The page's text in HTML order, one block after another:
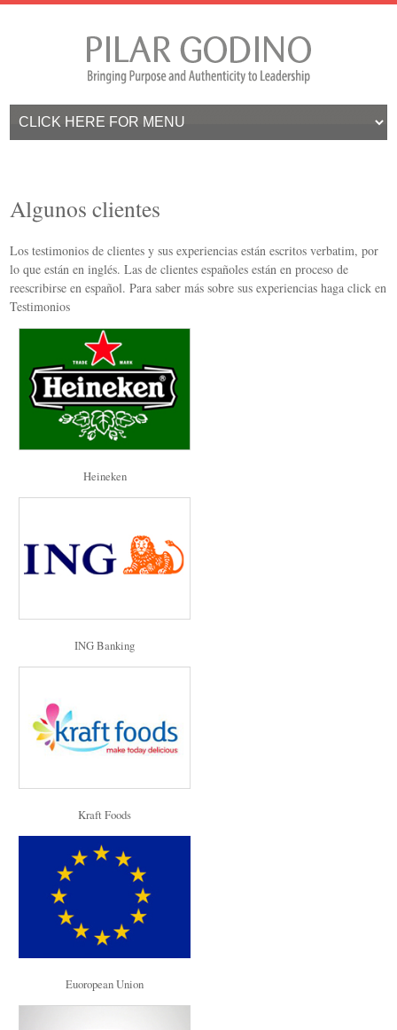
Algunos clientes
Los testimonios de clientes y sus experiencias están escritos verbatim, por
lo que están en inglés. Las de clientes españoles están en proceso de
reescribirse en español. Para saber más sobre sus experiencias haga click en
Testimonios
Heineken
ING Banking
Kraft Foods
Euoropean Union